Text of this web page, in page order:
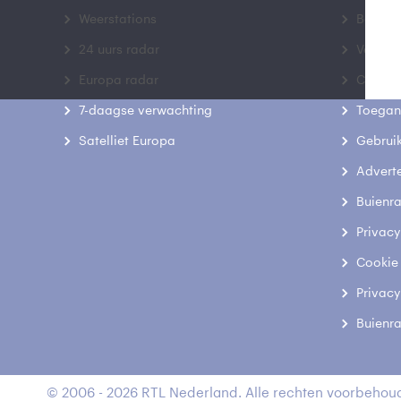
Weerstations
24 uurs radar
Europa radar
7-daagse verwachting
Satelliet Europa
Contact
© 2006 - 2026 RTL Nederland. Alle rechten